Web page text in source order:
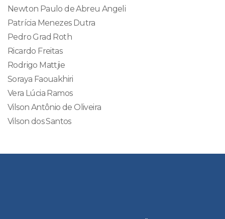
Newton Paulo de Abreu Angeli
Patrícia Menezes Dutra
Pedro Grad Roth
Ricardo Freitas
Rodrigo Mattjie
Soraya Faouakhiri
Vera Lúcia Ramos
Vilson Antônio de Oliveira
Vilson dos Santos